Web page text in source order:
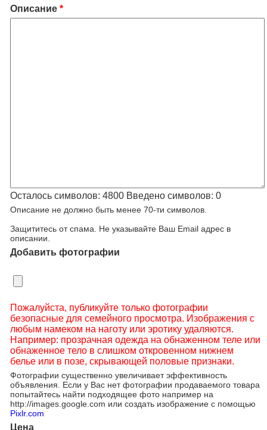
Описание *
Осталось символов: 4800 Введено символов: 0
Описание не должно быть менее 70-ти символов.
Защититесь от спама. Не указывайте Ваш Email адрес в
описании.
Добавить фотографии
Пожалуйста, публикуйте только фотографии
безопасные для семейного просмотра. Изображения с
любым намеком на наготу или эротику удаляются.
Например: прозрачная одежда на обнаженном теле или
обнаженное тело в слишком откровенном нижнем
белье или в позе, скрывающей половые признаки.
Фотографии существенно увеличивает эффективность
объявления. Если у Вас нет фотографии продаваемого товара
попытайтесь найти подходящее фото например на
http://images.google.com или создать изображение с помощью
Pixlr.com
Цена